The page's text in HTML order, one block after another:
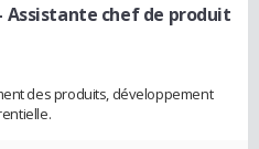
Assistante chef de produit
des produits, développement